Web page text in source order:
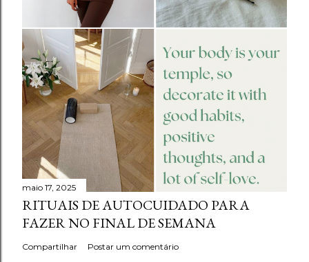
maio 17, 2025
RITUAIS DE AUTOCUIDADO PARA
FAZER NO FINAL DE SEMANA
Compartilhar Postar um comentário